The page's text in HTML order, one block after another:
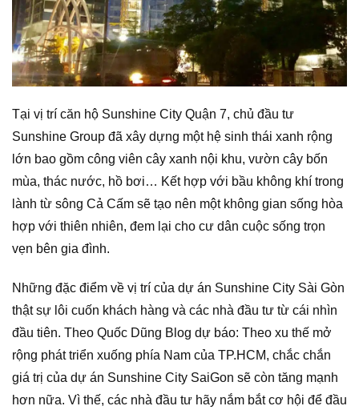
Tại vị trí căn hộ Sunshine City Quận 7, chủ đầu tư
Sunshine Group đã xây dựng một hệ sinh thái xanh rộng
lớn bao gồm công viên cây xanh nội khu, vườn cây bốn
mùa, thác nước, hồ bơi… Kết hợp với bầu không khí trong
lành từ sông Cả Cấm sẽ tạo nên một không gian sống hòa
hợp với thiên nhiên, đem lại cho cư dân cuộc sống trọn
vẹn bên gia đình.
Những đặc điểm về vị trí của dự án Sunshine City Sài Gòn
thật sự lôi cuốn khách hàng và các nhà đầu tư từ cái nhìn
đầu tiên. Theo Quốc Dũng Blog dự báo: Theo xu thế mở
rộng phát triển xuống phía Nam của TP.HCM, chắc chắn
giá trị của dự án Sunshine City SaiGon sẽ còn tăng mạnh
hơn nữa. Vì thế, các nhà đầu tư hãy nắm bắt cơ hội để đầu